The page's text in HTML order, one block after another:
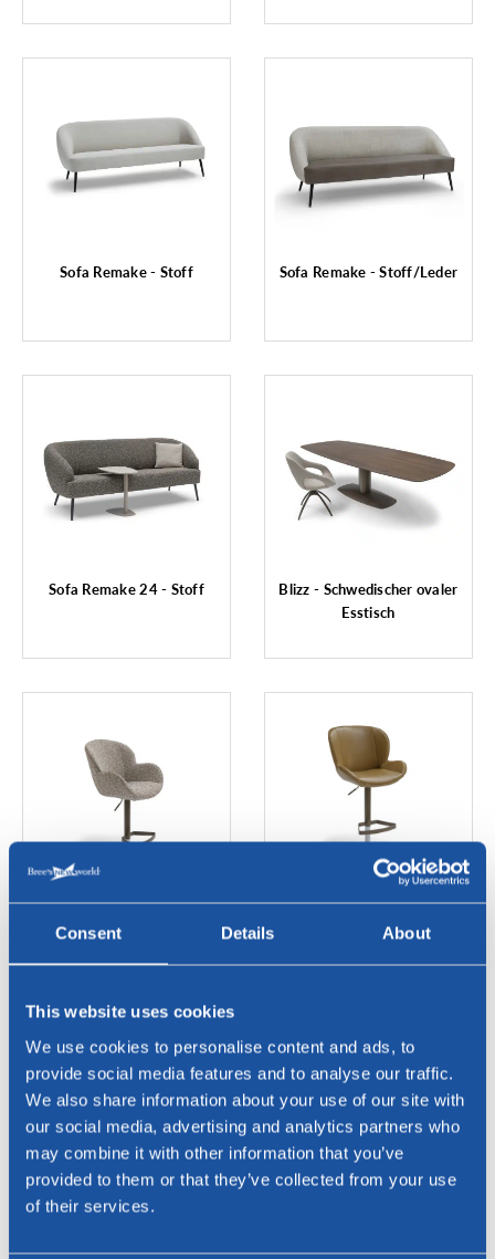
Consent Details About
This website uses cookies
We use cookies to personalise content and ads, to
provide social media features and to analyse our traffic.
We also share information about your use of our site with
our social media, advertising and analytics partners who
may combine it with other information that you’ve
provided to them or that they’ve collected from your use
of their services.
Sofa Remake - Stoff Sofa Remake - Stoff/Leder
Sofa Remake 24 - Stoff
Blizz - Schwedischer ovaler
Esstisch
Barhocker mit
Schmetterlingsarmlehne und
Barhocker Butterfly V